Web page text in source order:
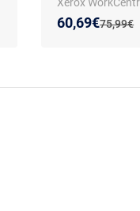
/ 7220
Ancien
75,99€
Nouveau prix :
60,69€
Réduction de :